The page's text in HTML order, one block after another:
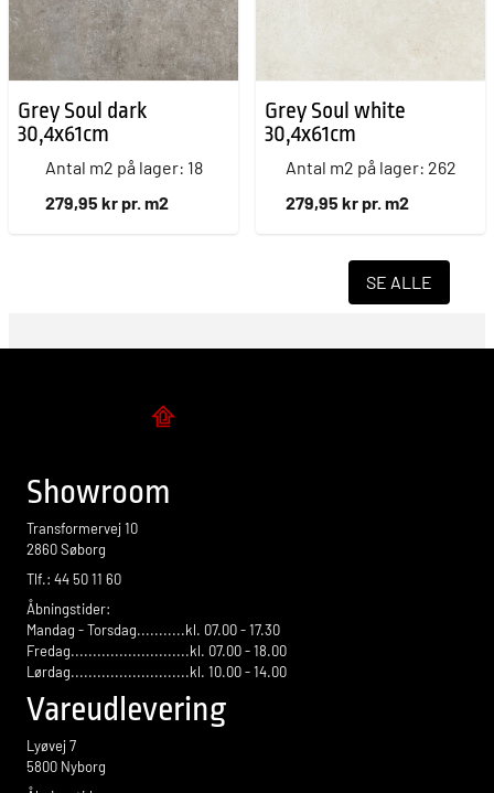
Grey Soul dark
30,4x61cm
Antal m2 på lager: 18
279,95 kr pr. m2
Grey Soul white
30,4x61cm
Antal m2 på lager: 262
279,95 kr pr. m2
SE ALLE
Showroom
Transformervej 10
2860 Søborg
Tlf.: 44 50 11 60
Åbningstider:
Mandag - Torsdag...........kl. 07.00 - 17.30
Fredag...........................kl. 07.00 - 18.00
Lørdag...........................kl. 10.00 - 14.00
Vareudlevering
Lyøvej 7
5800 Nyborg